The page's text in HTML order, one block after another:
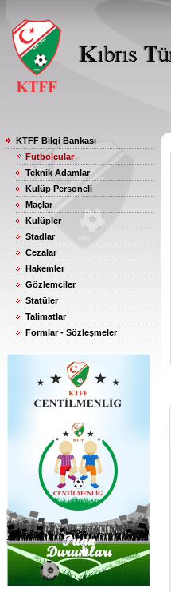
KTFF Bilgi Bankası
Futbolcular
Teknik Adamlar
Kulüp Personeli
Maçlar
Kulüpler
Stadlar
Cezalar
Hakemler
Gözlemciler
Statüler
Talimatlar
Formlar - Sözleşmeler